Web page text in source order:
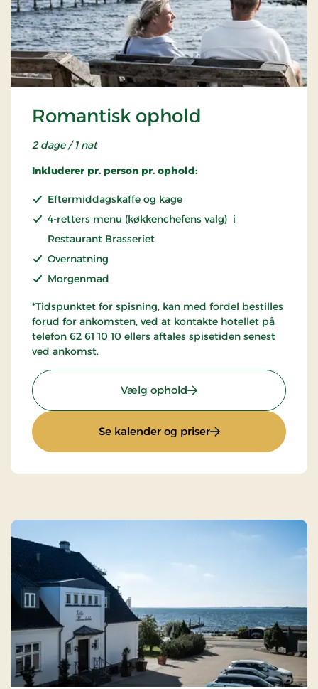
Romantisk ophold
2 dage / 1 nat
Inkluderer pr. person pr. ophold:
Eftermiddagskaffe og kage
4-retters menu (køkkenchefens valg) i
Restaurant Brasseriet
Overnatning
Morgenmad
*Tidspunktet for spisning, kan med fordel bestilles
forud for ankomsten, ved at kontakte hotellet på
telefon 62 61 10 10 ellers aftales spisetiden senest
ved ankomst.
Vælg ophold: Romantisk ophold
Se kalender og priser: Romantisk ophold